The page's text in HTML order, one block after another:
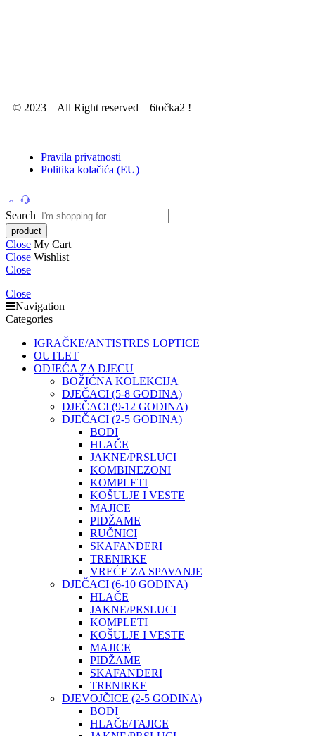
© 2023 – All Right reserved – 6točka2 !
Pravila privatnosti
Politika kolačića (EU)
Search
Close My Cart
Close Wishlist
Close
Close
Navigation
Categories
IGRAČKE/ANTISTRES LOPTICE
OUTLET
ODJEĆA ZA DJECU
BOŽIĆNA KOLEKCIJA
DJEČACI (5-8 GODINA)
DJEČACI (9-12 GODINA)
DJEČACI (2-5 GODINA)
BODI
HLAČE
JAKNE/PRSLUCI
KOMBINEZONI
KOMPLETI
KOŠULJE I VESTE
MAJICE
PIDŽAME
RUČNICI
SKAFANDERI
TRENIRKE
VREĆE ZA SPAVANJE
DJEČACI (6-10 GODINA)
HLAČE
JAKNE/PRSLUCI
KOMPLETI
KOŠULJE I VESTE
MAJICE
PIDŽAME
SKAFANDERI
TRENIRKE
DJEVOJČICE (2-5 GODINA)
BODI
HLAČE/TAJICE